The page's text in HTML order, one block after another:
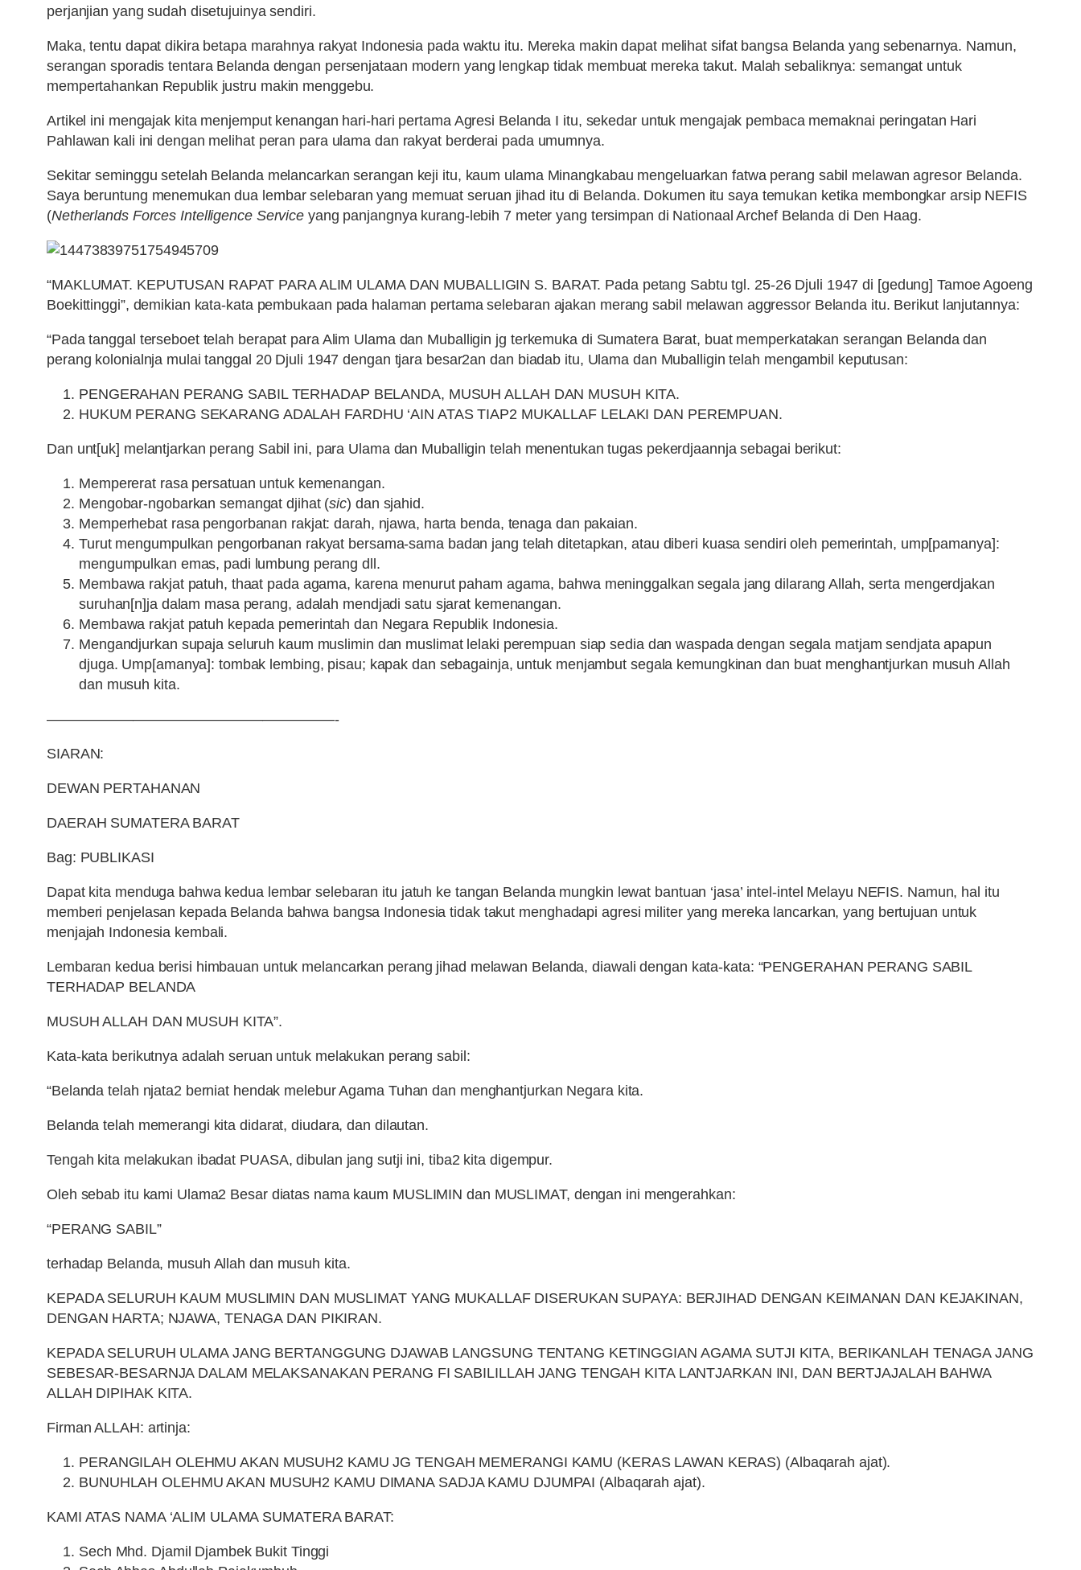
perjanjian yang sudah disetujuinya sendiri.
Maka, tentu dapat dikira betapa marahnya rakyat Indonesia pada waktu itu. Mereka makin dapat melihat sifat bangsa Belanda yang sebenarnya. Namun,
serangan sporadis tentara Belanda dengan persenjataan modern yang lengkap tidak membuat mereka takut. Malah sebaliknya: semangat untuk
mempertahankan Republik justru makin menggebu.
Artikel ini mengajak kita menjemput kenangan hari-hari pertama Agresi Belanda I itu, sekedar untuk mengajak pembaca memaknai peringatan Hari
Pahlawan kali ini dengan melihat peran para ulama dan rakyat berderai pada umumnya.
Sekitar seminggu setelah Belanda melancarkan serangan keji itu, kaum ulama Minangkabau mengeluarkan fatwa perang sabil melawan agresor Belanda.
Saya beruntung menemukan dua lembar selebaran yang memuat seruan jihad itu di Belanda. Dokumen itu saya temukan ketika membongkar arsip NEFIS
(Netherlands Forces Intelligence Service yang panjangnya kurang-lebih 7 meter yang tersimpan di Nationaal Archef Belanda di Den Haag.
“MAKLUMAT. KEPUTUSAN RAPAT PARA ALIM ULAMA DAN MUBALLIGIN S. BARAT. Pada petang Sabtu tgl. 25-26 Djuli 1947 di [gedung] Tamoe Agoeng
Boekittinggi”, demikian kata-kata pembukaan pada halaman pertama selebaran ajakan merang sabil melawan aggressor Belanda itu. Berikut lanjutannya:
“Pada tanggal terseboet telah berapat para Alim Ulama dan Muballigin jg terkemuka di Sumatera Barat, buat memperkatakan serangan Belanda dan
perang kolonialnja mulai tanggal 20 Djuli 1947 dengan tjara besar2an dan biadab itu, Ulama dan Muballigin telah mengambil keputusan:
PENGERAHAN PERANG SABIL TERHADAP BELANDA, MUSUH ALLAH DAN MUSUH KITA.
HUKUM PERANG SEKARANG ADALAH FARDHU ‘AIN ATAS TIAP2 MUKALLAF LELAKI DAN PEREMPUAN.
Dan unt[uk] melantjarkan perang Sabil ini, para Ulama dan Muballigin telah menentukan tugas pekerdjaannja sebagai berikut:
Mempererat rasa persatuan untuk kemenangan.
Mengobar-ngobarkan semangat djihat (sic) dan sjahid.
Memperhebat rasa pengorbanan rakjat: darah, njawa, harta benda, tenaga dan pakaian.
Turut mengumpulkan pengorbanan rakyat bersama-sama badan jang telah ditetapkan, atau diberi kuasa sendiri oleh pemerintah, ump[pamanya]:
mengumpulkan emas, padi lumbung perang dll.
Membawa rakjat patuh, thaat pada agama, karena menurut paham agama, bahwa meninggalkan segala jang dilarang Allah, serta mengerdjakan
suruhan[n]ja dalam masa perang, adalah mendjadi satu sjarat kemenangan.
Membawa rakjat patuh kepada pemerintah dan Negara Republik Indonesia.
Mengandjurkan supaja seluruh kaum muslimin dan muslimat lelaki perempuan siap sedia dan waspada dengan segala matjam sendjata apapun
djuga. Ump[amanya]: tombak lembing, pisau; kapak dan sebagainja, untuk menjambut segala kemungkinan dan buat menghantjurkan musuh Allah
dan musuh kita.
————————————————————-
SIARAN:
DEWAN PERTAHANAN
DAERAH SUMATERA BARAT
Bag: PUBLIKASI
Dapat kita menduga bahwa kedua lembar selebaran itu jatuh ke tangan Belanda mungkin lewat bantuan ‘jasa’ intel-intel Melayu NEFIS. Namun, hal itu
memberi penjelasan kepada Belanda bahwa bangsa Indonesia tidak takut menghadapi agresi militer yang mereka lancarkan, yang bertujuan untuk
menjajah Indonesia kembali.
Lembaran kedua berisi himbauan untuk melancarkan perang jihad melawan Belanda, diawali dengan kata-kata: “PENGERAHAN PERANG SABIL
TERHADAP BELANDA
MUSUH ALLAH DAN MUSUH KITA”.
Kata-kata berikutnya adalah seruan untuk melakukan perang sabil:
“Belanda telah njata2 berniat hendak melebur Agama Tuhan dan menghantjurkan Negara kita.
Belanda telah memerangi kita didarat, diudara, dan dilautan.
Tengah kita melakukan ibadat PUASA, dibulan jang sutji ini, tiba2 kita digempur.
Oleh sebab itu kami Ulama2 Besar diatas nama kaum MUSLIMIN dan MUSLIMAT, dengan ini mengerahkan:
“PERANG SABIL”
terhadap Belanda, musuh Allah dan musuh kita.
KEPADA SELURUH KAUM MUSLIMIN DAN MUSLIMAT YANG MUKALLAF DISERUKAN SUPAYA: BERJIHAD DENGAN KEIMANAN DAN KEJAKINAN,
DENGAN HARTA; NJAWA, TENAGA DAN PIKIRAN.
KEPADA SELURUH ULAMA JANG BERTANGGUNG DJAWAB LANGSUNG TENTANG KETINGGIAN AGAMA SUTJI KITA, BERIKANLAH TENAGA JANG
SEBESAR-BESARNJA DALAM MELAKSANAKAN PERANG FI SABILILLAH JANG TENGAH KITA LANTJARKAN INI, DAN BERTJAJALAH BAHWA
ALLAH DIPIHAK KITA.
Firman ALLAH: artinja:
PERANGILAH OLEHMU AKAN MUSUH2 KAMU JG TENGAH MEMERANGI KAMU (KERAS LAWAN KERAS) (Albaqarah ajat).
BUNUHLAH OLEHMU AKAN MUSUH2 KAMU DIMANA SADJA KAMU DJUMPAI (Albaqarah ajat).
KAMI ATAS NAMA ‘ALIM ULAMA SUMATERA BARAT:
Sech Mhd. Djamil Djambek Bukit Tinggi